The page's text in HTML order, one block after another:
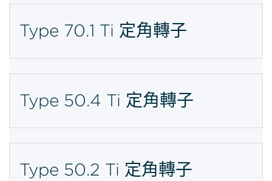
Type 70.1 Ti 定角轉子
Type 50.4 Ti 定角轉子
Type 50.2 Ti 定角轉子